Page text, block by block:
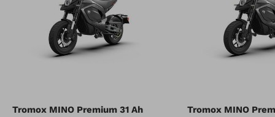
Tromox MINO Premium 31 Ah Tromox MINO